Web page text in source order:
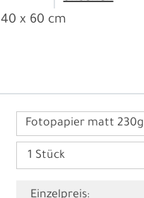
40 x 60 cm
Fotopapier matt 230g
Einzelpreis: